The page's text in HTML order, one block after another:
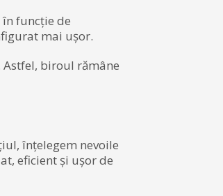
funcție de
mai ușor.
biroul rămâne
înțelegem nevoile
eficient și ușor de